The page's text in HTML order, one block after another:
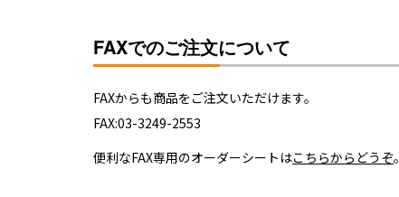
FAXでのご注文について
FAXからも商品をご注文いただけます。
FAX:03-3249-2553
便利なFAX専用のオーダーシートはこちらからどうぞ。